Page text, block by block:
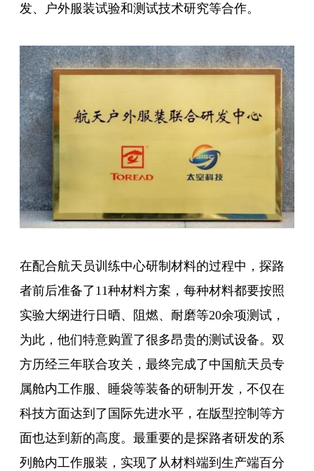
发、户外服装试验和测试技术研究等合作。
在配合航天员训练中心研制材料的过程中，探路
者前后准备了11种材料方案，每种材料都要按照
实验大纲进行日晒、阻燃、耐磨等20余项测试，
为此，他们特意购置了很多昂贵的测试设备。双
方历经三年联合攻关，最终完成了中国航天员专
属舱内工作服、睡袋等装备的研制开发，不仅在
科技方面达到了国际先进水平，在版型控制等方
面也达到新的高度。最重要的是探路者研发的系
列舱内工作服装，实现了从材料端到生产端百分